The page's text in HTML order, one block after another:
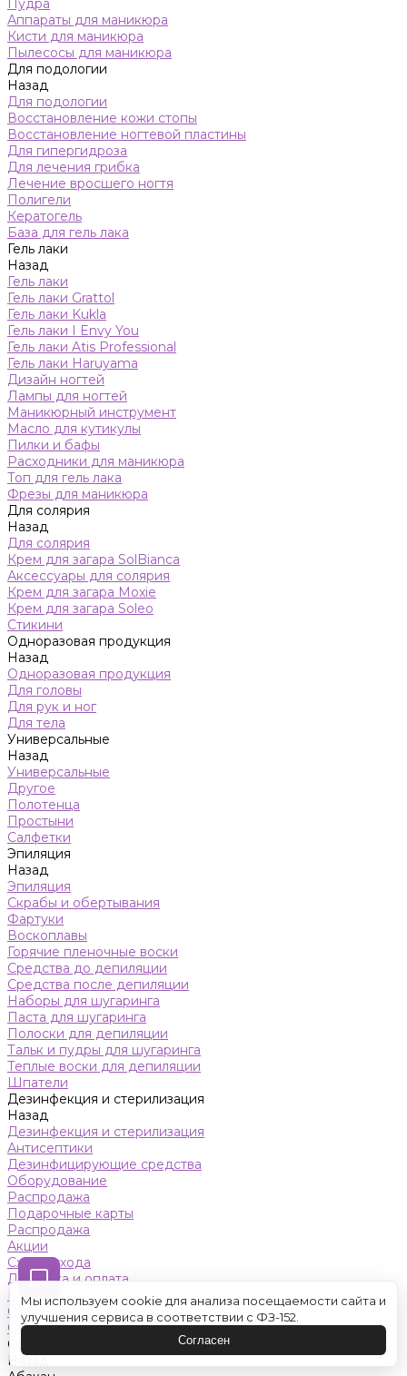
Пудра
Аппараты для маникюра
Кисти для маникюра
Пылесосы для маникюра
Для подологии
Назад
Для подологии
Восстановление кожи стопы
Восстановление ногтевой пластины
Для гипергидроза
Для лечения грибка
Лечение вросшего ногтя
Полигели
Кератогель
База для гель лака
Гель лаки
Назад
Гель лаки
Гель лаки Grattol
Гель лаки Kukla
Гель лаки I Envy You
Гель лаки Atis Professional
Гель лаки Haruyama
Дизайн ногтей
Лампы для ногтей
Маникюрный инструмент
Масло для кутикулы
Пилки и бафы
Расходники для маникюра
Топ для гель лака
Фрезы для маникюра
Для солярия
Назад
Для солярия
Крем для загара SolBianca
Аксессуары для солярия
Крем для загара Moxie
Крем для загара Soleo
Стикини
Одноразовая продукция
Назад
Одноразовая продукция
Для головы
Для рук и ног
Для тела
Универсальные
Назад
Универсальные
Другое
Полотенца
Простыни
Салфетки
Эпиляция
Назад
Эпиляция
Скрабы и обертывания
Фартуки
Воскоплавы
Горячие пленочные воски
Средства до депиляции
Средства после депиляции
Наборы для шугаринга
Паста для шугаринга
Полоски для депиляции
Тальк и пудры для шугаринга
Теплые воски для депиляции
Шпатели
Дезинфекция и стерилизация
Назад
Дезинфекция и стерилизация
Антисептики
Дезинфицирующие средства
Оборудование
Распродажа
Подарочные карты
Распродажа
Акции
Схемы ухода
Доставка и оплата
Контакты
Обучение
Салон красоты
Оренбург
Назад
Мы используем cookie для анализа посещаемости сайта и
улучшения сервиса в соответствии с ФЗ-152.
Согласен